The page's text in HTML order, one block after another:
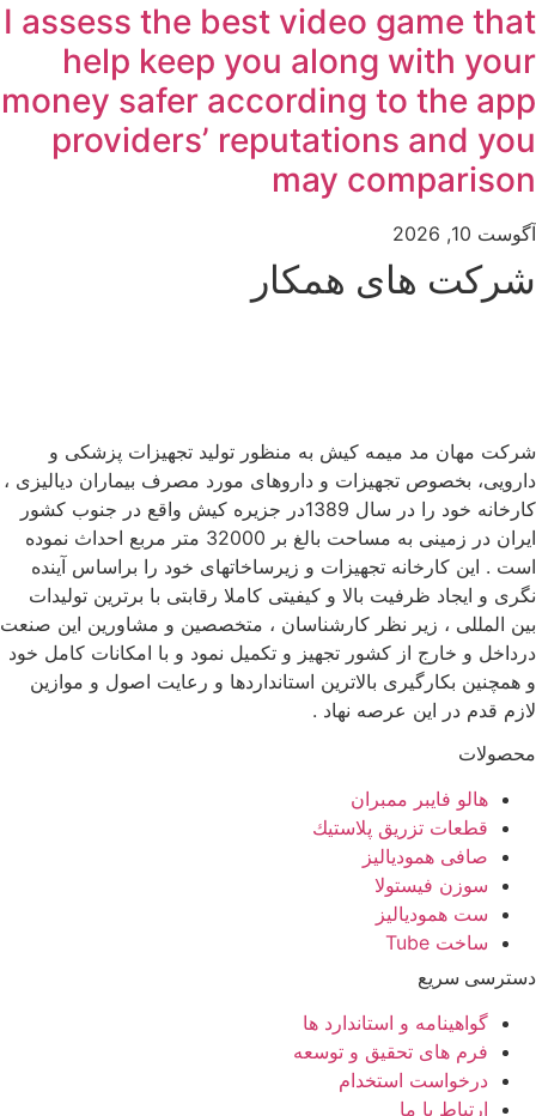
I assess the best video game that
help keep you along with your
money safer according to the app
providers’ reputations and you
may comparison
آگوست 10, 2026
شرکت های همکار
شرکت مهان مد میمه کیش به منظور تولید تجهیزات پزشکی و
دارویی، بخصوص تجهیزات و داروهای مورد مصرف بیماران دیالیزی ،
کارخانه خود را در سال 1389در جزیره کیش واقع در جنوب کشور
ایران در زمینی به مساحت بالغ بر 32000 متر مربع احداث نموده
است . این کارخانه تجهیزات و زیرساخاتهای خود را براساس آینده
نگری و ایجاد ظرفیت بالا و کیفیتی کاملا رقابتی با برترین تولیدات
بین المللی ، زیر نظر کارشناسان ، متخصصین و مشاورین این صنعت
درداخل و خارج از کشور تجهیز و تکمیل نمود و با امکانات کامل خود
و همچنین بکارگیری بالاترین استانداردها و رعایت اصول و موازین
لازم قدم در این عرصه نهاد .
محصولات
هالو فایبر ممبران
قطعات تزريق پلاستيك
صافی همودیالیز
سوزن فیستولا
ست همودیالیز
ساخت Tube
دسترسی سریع
گواهینامه و استاندارد ها
فرم های تحقیق و توسعه
درخواست استخدام
ارتباط با ما